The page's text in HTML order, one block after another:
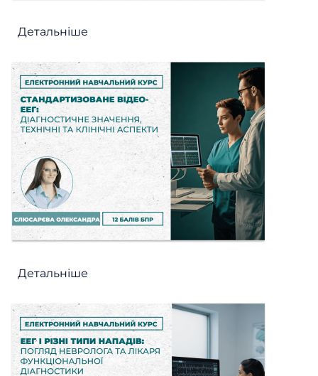
Детальніше
Детальніше